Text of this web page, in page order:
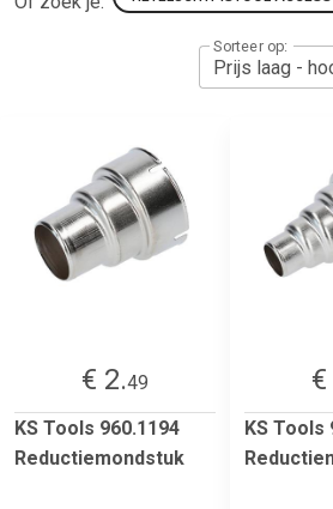
Sorteer op:
€ 2.49
KS Tools 960.1194
Reductiemondstuk
€
KS Tools